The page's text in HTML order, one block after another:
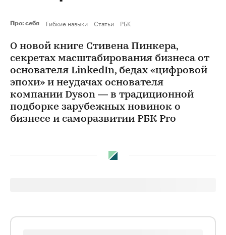
Про: себя Гибкие навыки Статьи РБК
О новой книге Стивена Пинкера,
секретах масштабирования бизнеса от
основателя LinkedIn, бедах «цифровой
эпохи» и неудачах основателя
компании Dyson — в традиционной
подборке зарубежных новинок о
бизнесе и саморазвитии РБК Pro